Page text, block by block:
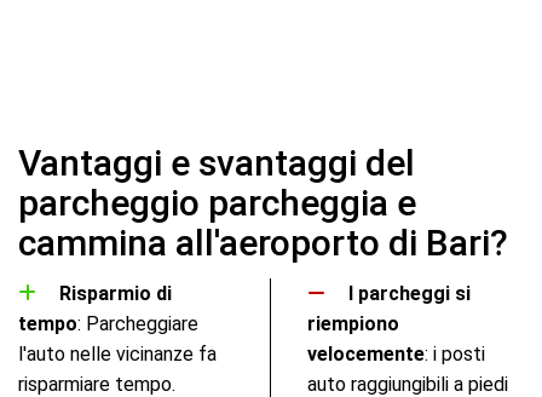
Vantaggi e svantaggi del
parcheggio parcheggia e
cammina all'aeroporto di Bari?
Risparmio di
tempo: Parcheggiare
l'auto nelle vicinanze fa
risparmiare tempo.
I parcheggi si
riempiono
velocemente: i posti
auto raggiungibili a piedi